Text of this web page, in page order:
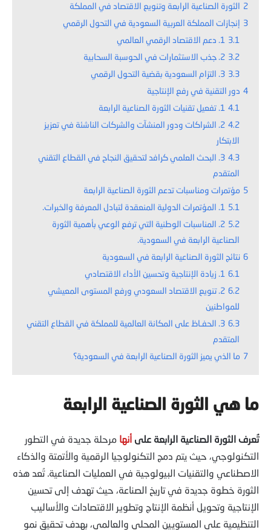
2 الثورة الصناعية الرابعة وتنويع الاقتصاد في المملكة
3 إنجازات المملكة العربية السعودية في التحول الرقمي
3.1 1. دعم الاقتصاد الرقمي العالمي
3.2 2. جذب الاستثمارات في الحوسبة السحابية
3.3 3. التزام السعودية بقضية التحول الرقمي
4 دور التقنية في رفع الإنتاجية
4.1 1. تفعيل تقنيات الثورة الصناعية الرابعة
4.2
2. الشراكات ودور المنشآت والشركات الناشئة في تعزيز
الابتكار
4.3
3. البحث العلمي كرافد لتحقيق النجاح في القطاع التقني
المتقدم
5 مؤتمرات ومناسبات تدعم الثورة الصناعية الرابعة
5.1 1. المؤتمرات الدولية المنعقدة لتبادل المعرفة والخبرات.
5.2
2. المناسبات الوطنية التي ترفع الوعي بأهمية الثورة
الصناعية الرابعة في السعودية.
6 نتائج الثورة الصناعية الرابعة في السعودية
6.1 1. زيادة الإنتاجية وتحسين الأداء الاقتصادي
6.2
2. تنويع الاقتصاد السعودي ورفع المستوى المعيشي
للمواطنين
6.3
3. الحفـاظ على المكانة العالمية للمملكة في القطاع التقني
المتقدم
7 ما الذي يميز الثورة الصناعية الرابعة في السعودية؟
ما هي الثورة الصناعية الرابعة
تُعرف الثورة الصناعية الرابعة على أنها مرحلة جديدة في التطور
التكنولوجي، حيث يتم دمج التكنولوجيا الرقمية والأتمتة والذكاء
الاصطناعي والتقنيات البيولوجية في العمليات الصناعية. تُعد هذه
الثورة خطوة جديدة في تاريخ الصناعة، حيث تهدف إلى تحسين
الإنتاجية وتحويل أنظمة الإنتاج وتطوير الاقتصادات والأساليب
التنظيمية على المستويين المحلي والعالمي، بهدف تحقيق نمو